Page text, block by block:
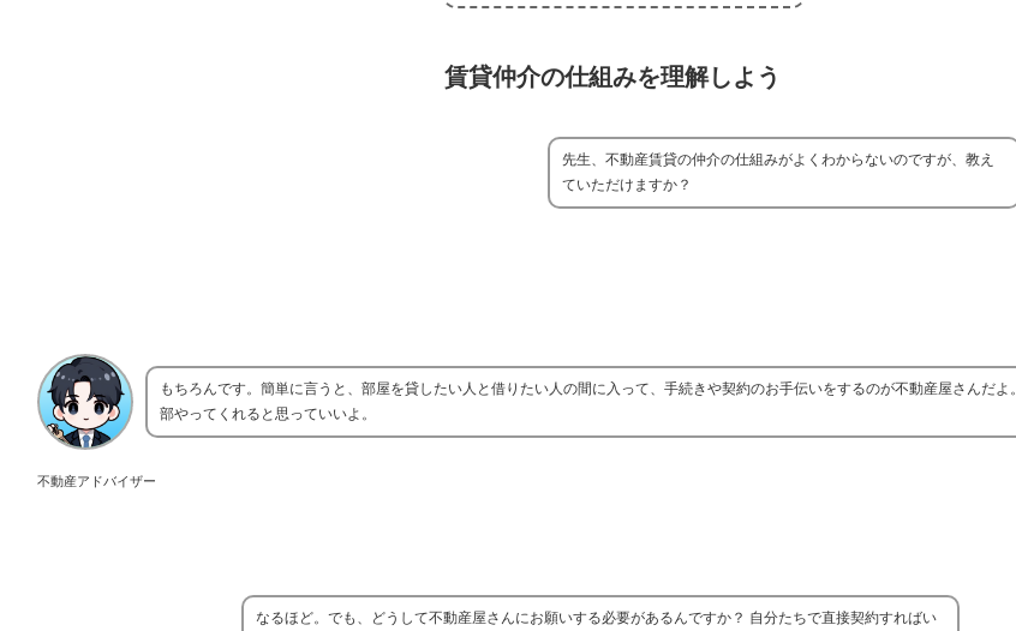
賃貸仲介の仕組みを理解しよう
先生、不動産賃貸の仲介の仕組みがよくわからないのですが、教え
ていただけますか？
不動産アドバイザー
もちろんです。簡単に言うと、部屋を貸したい人と借りたい人の間に入って、手続きや契約のお手伝いをするのが不動産屋さんだ
部やってくれると思っていいよ。
なるほど。でも、どうして不動産屋さんにお願いする必要があるんですか？ 自分たちで直接契約すればい